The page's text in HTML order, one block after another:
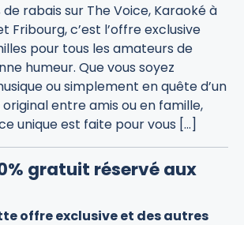
de rabais sur The Voice, Karaoké à
Fribourg, c’est l’offre exclusive
pour tous les amateurs de
humeur. Que vous soyez
ou simplement en quête d’un
entre amis ou en famille,
unique est faite pour vous […]
gratuit réservé aux
offre exclusive et des autres